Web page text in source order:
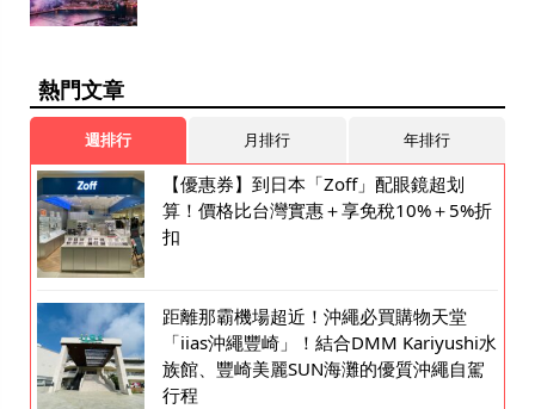
熱門文章
週排行 月排行 年排行
【優惠券】到日本「Zoff」配眼鏡超划
算！價格比台灣實惠＋享免稅10%＋5%折
扣
距離那霸機場超近！沖繩必買購物天堂
「iias沖繩豐崎」！結合DMM Kariyushi水
族館、豐崎美麗SUN海灘的優質沖繩自駕
行程